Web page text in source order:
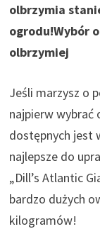
olbrzymia
ogrodu!Wybór
olbrzymiej
Jeśli marzysz o
najpierw wybrać
dostępnych jest
najlepsze do
„Dill’s Atlantic
bardzo dużych
kilogramów!